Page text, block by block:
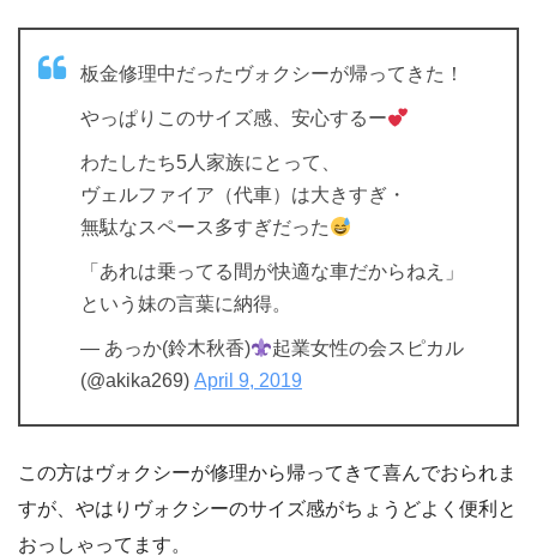
板金修理中だったヴォクシーが帰ってきた！
やっぱりこのサイズ感、安心するー
わたしたち5人家族にとって、
ヴェルファイア（代車）は大きすぎ・
無駄なスペース多すぎだった
「あれは乗ってる間が快適な車だからねえ」
という妹の言葉に納得。
— あっか(鈴木秋香)
起業女性の会スピカル
(@akika269) April 9, 2019
この方はヴォクシーが修理から帰ってきて喜んでおられま
すが、やはりヴォクシーのサイズ感がちょうどよく便利と
おっしゃってます。